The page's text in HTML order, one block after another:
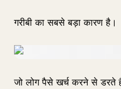
गरीबी का सबसे बड़ा कारण है।
जो लोग पैसे खर्च करने से डरते